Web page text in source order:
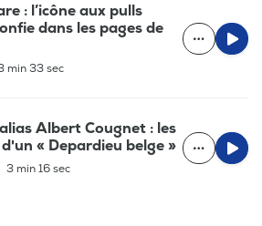
: l’icône aux pulls
dans les pages de
min 33 sec
Albert Cougnet : les
« Depardieu belge »
3 min 16 sec